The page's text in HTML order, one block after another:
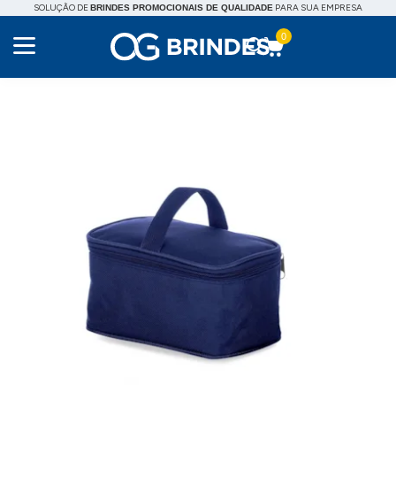
SOLUÇÃO DEBRINDES PROMOCIONAIS DE QUALIDADE PARA SUA EMPRESA
0